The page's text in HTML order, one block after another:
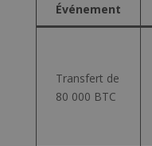
Événement
Transfert de
80 000 BTC